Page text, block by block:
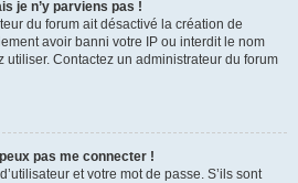
je n’y parviens pas !
du forum ait désactivé la création de
avoir banni votre IP ou interdit le nom
utiliser. Contactez un administrateur du forum
pas me connecter !
et votre mot de passe. S’ils sont